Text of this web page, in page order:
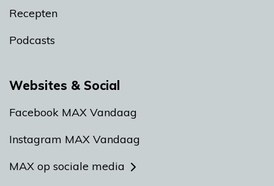
Recepten
Podcasts
Websites & Social
Facebook MAX Vandaag
Instagram MAX Vandaag
MAX op sociale media